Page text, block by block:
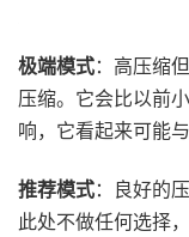
极端模式：高压缩
压缩。它会比以前
响，它看起来可能
推荐模式：良好的
此处不做任何选择